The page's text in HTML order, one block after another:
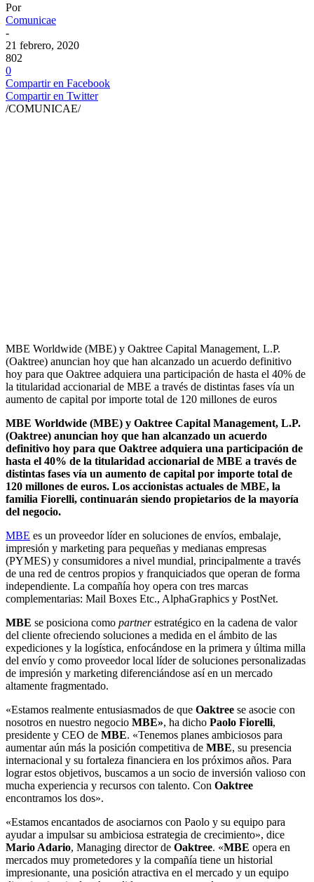
Por
Comunicae
-
21 febrero, 2020
802
0
Compartir en Facebook
Compartir en Twitter
/COMUNICAE/
MBE Worldwide (MBE) y Oaktree Capital Management, L.P.
(Oaktree) anuncian hoy que han alcanzado un acuerdo definitivo
hoy para que Oaktree adquiera una participación de hasta el 40% de
la titularidad accionarial de MBE a través de distintas fases vía un
aumento de capital por importe total de 120 millones de euros
MBE Worldwide (MBE) y Oaktree Capital Management, L.P.
(Oaktree) anuncian hoy que han alcanzado un acuerdo
definitivo hoy para que Oaktree adquiera una participación de
hasta el 40% de la titularidad accionarial de MBE a través de
distintas fases vía un aumento de capital por importe total de
120 millones de euros. Los accionistas actuales de MBE, la
familia Fiorelli, continuarán siendo propietarios de la mayoría
del negocio.
MBE es un proveedor líder en soluciones de envíos, embalaje,
impresión y marketing para pequeñas y medianas empresas
(PYMES) y consumidores a nivel mundial, principalmente a través
de una red de centros propios y franquiciados que operan de forma
independiente. La compañía hoy opera con tres marcas
complementarias: Mail Boxes Etc., AlphaGraphics y PostNet.
MBE se posiciona como partnerestratégico en la cadena de valor
del cliente ofreciendo soluciones a medida en el ámbito de las
expediciones y la logística, enfocándose en la primera y última milla
del envío y como proveedor local líder de soluciones personalizadas
de impresión y marketing diferenciándose así en un mercado
altamente fragmentado.
«Estamos realmente entusiasmados de que Oaktree se asocie con
nosotros en nuestro negocio MBE», ha dicho Paolo Fiorelli,
presidente y CEO de MBE. «Tenemos planes ambiciosos para
aumentar aún más la posición competitiva de MBE, su presencia
internacional y su fortaleza financiera en los próximos años. Para
lograr estos objetivos, buscamos a un socio de inversión valioso con
mucha experiencia y recursos con talento. Con Oaktree
encontramos los dos».
«Estamos encantados de asociarnos con Paolo y su equipo para
ayudar a impulsar su ambiciosa estrategia de crecimiento», dice
Mario Adario, Managing director de Oaktree. «MBE opera en
mercados muy prometedores y la compañía tiene un historial
impresionante, una posición atractiva en el mercado y un equipo